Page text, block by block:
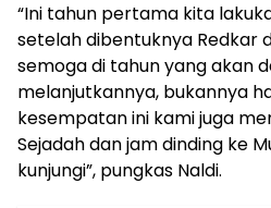
“Ini tahun pertama kita
setelah dibentuknya Redkar
semoga di tahun yang akan
melanjutkannya, bukannya
kesempatan ini kami juga
Sejadah dan jam dinding ke
kunjungi”, pungkas Naldi.